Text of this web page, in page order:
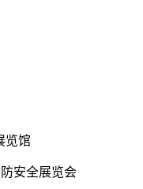
览馆
安全展览会